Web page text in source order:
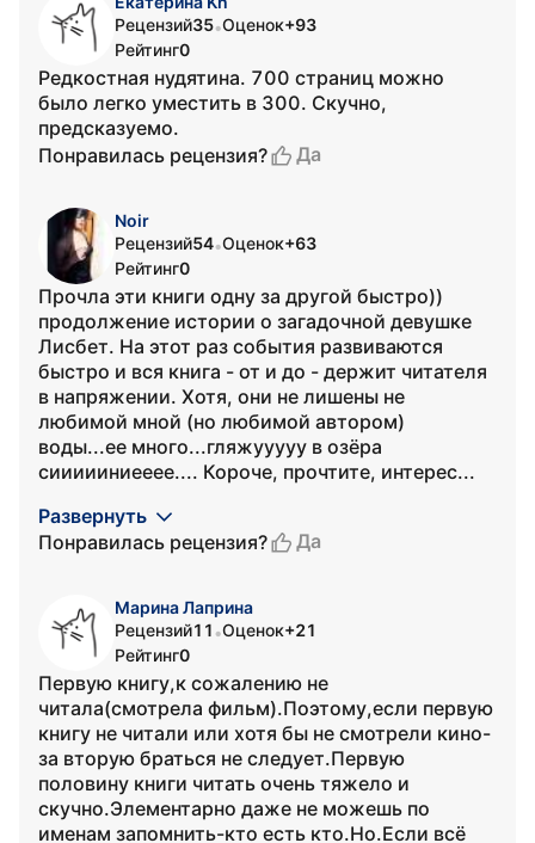
Рецензий35•Оценок+93
Рейтинг0
Редкостная нудятина. 700 страниц можно
было легко уместить в 300. Скучно,
предсказуемо.
Понравилась рецензия?
Да
Noir
Рецензий54•Оценок+63
Рейтинг0
Прочла эти книги одну за другой быстро))
продолжение истории о загадочной девушке
Лисбет. На этот раз события развиваются
быстро и вся книга - от и до - держит читателя
в напряжении. Хотя, они не лишены не
любимой мной (но любимой автором)
воды...ее много...гляжууууу в озёра
сиииииниееее.... Короче, прочтите, интерес...
Развернуть
Понравилась рецензия?
Да
Марина Лаприна
Рецензий11 •Оценок+21
Рейтинг0
Первую книгу,к сожалению не
читала(смотрела фильм).Поэтому,если первую
книгу не читали или хотя бы не смотрели кино-
за вторую браться не следует.Первую
половину книги читать очень тяжело и
скучно.Элементарно даже не можешь по
именам запомнить-кто есть кто.Но.Если всё